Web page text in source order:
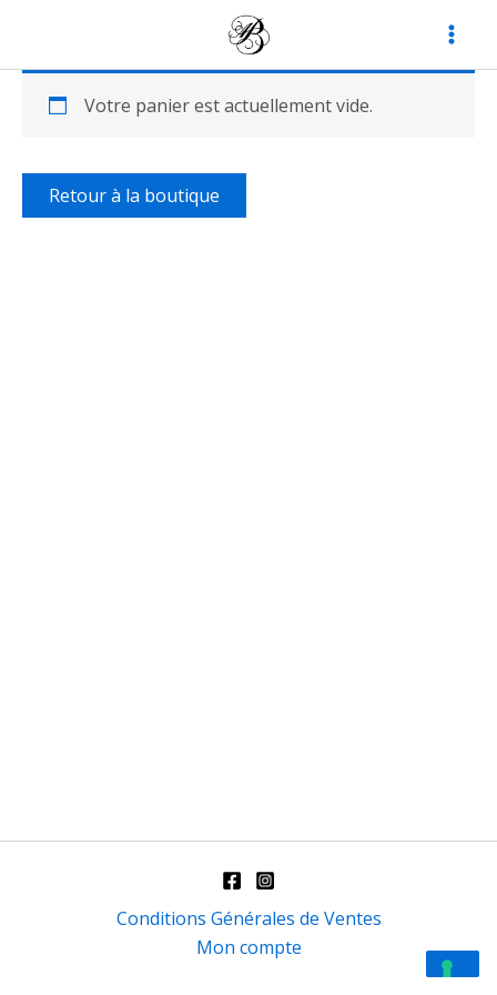
contenu
Votre panier est actuellement vide.
Retour à la boutique
Conditions Générales de Ventes
Mon compte